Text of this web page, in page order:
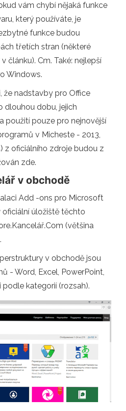
vám chybí nějaká funkce
který používáte, je
funkce budou
třetích stran (některé
článku). Cm. Také: nejlepší
Windows.
že nadstavby pro Office
dlouhou dobu, jejich
použití pouze pro nejnovější
v Micheste - 2013,
z oficiálního zdroje budou z
zde.
v obchodě
Add -ons pro Microsoft
oficiální úložiště těchto
(většina
v obchodě jsou
- Word, Excel, PowerPoint,
podle kategorií (rozsah).